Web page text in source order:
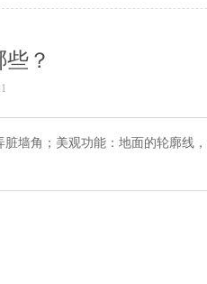
？
墙角；美观功能：地面的轮廓线